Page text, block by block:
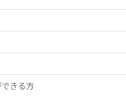
きる方